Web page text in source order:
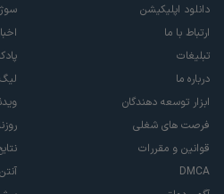
دانلود اپلیکیشن
ارتباط با ما
تبلیغات
درباره ما
ابزار توسعه دهندگان
فرصت های شغلی
قوانین و مقررات
DMCA
آنتن